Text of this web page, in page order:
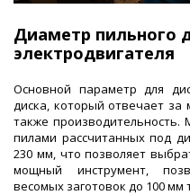
Диаметр пильного
электродвигателя
Основной параметр для
диска, который отвечает за
также производительность.
пилами рассчитанных под
230 мм, что позволяет
мощный инструмент,
весомых заготовок до 100 мм